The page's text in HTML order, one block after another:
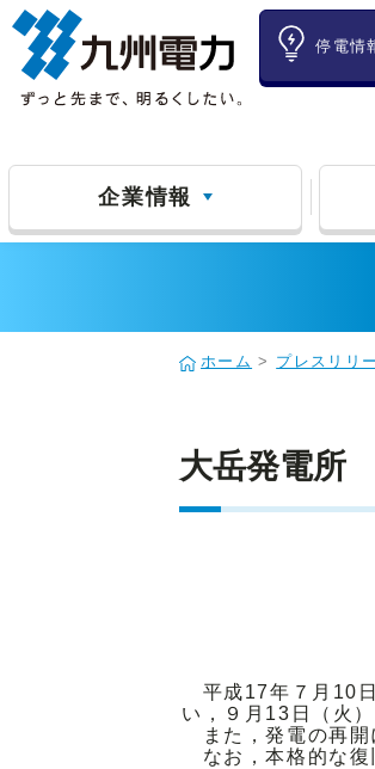
停電情
企業情報
ホーム > プレスリリ
大岳発電所
平成17年７月10日
い，９月13日（火
また，発電の再開
なお，本格的な復